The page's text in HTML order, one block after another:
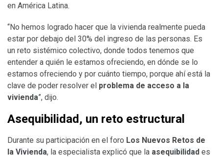
en América Latina.
“No hemos logrado hacer que la vivienda realmente pueda
estar por debajo del 30% del ingreso de las personas. Es
un reto sistémico colectivo, donde todos tenemos que
entender a quién le estamos ofreciendo, en dónde se lo
estamos ofreciendo y por cuánto tiempo, porque ahí está la
clave de poder resolver el problema de acceso a la
vivienda”, dijo.
Asequibilidad, un reto estructural
Durante su participación en el foro Los Nuevos Retos de
la Vivienda, la especialista explicó que la asequibilidad es